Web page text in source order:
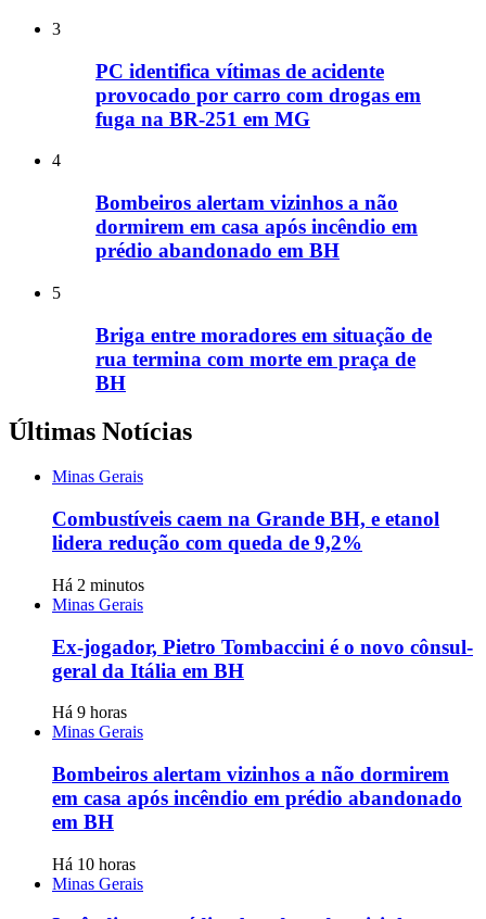
3
PC identifica vítimas de acidente
provocado por carro com drogas em
fuga na BR-251 em MG
4
Bombeiros alertam vizinhos a não
dormirem em casa após incêndio em
prédio abandonado em BH
5
Briga entre moradores em situação de
rua termina com morte em praça de
BH
Últimas Notícias
Minas Gerais
Combustíveis caem na Grande BH, e etanol
lidera redução com queda de 9,2%
Há 2 minutos
Minas Gerais
Ex-jogador, Pietro Tombaccini é o novo cônsul-
geral da Itália em BH
Há 9 horas
Minas Gerais
Bombeiros alertam vizinhos a não dormirem
em casa após incêndio em prédio abandonado
em BH
Há 10 horas
Minas Gerais